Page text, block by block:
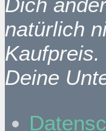
natürlich
Deine